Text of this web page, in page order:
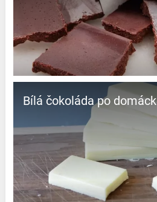
Bílá čokoláda po